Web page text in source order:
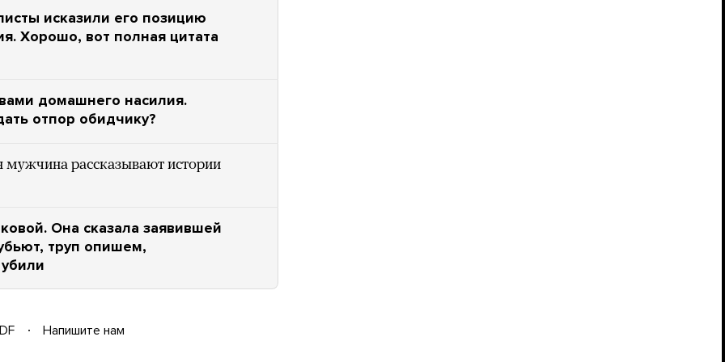
исказили его позицию
Хорошо, вот полная цитата
домашнего насилия.
отпор обидчику?
рассказывают истории
Она сказала заявившей
труп опишем,
Напишите нам